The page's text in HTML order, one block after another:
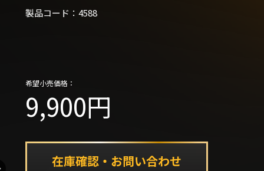
製品コード：4588
希望小売価格：
9,900円